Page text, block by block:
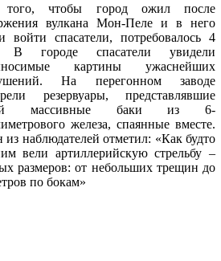
того, чтобы город ожил после
вулкана Мон-Пеле и в него
войти спасатели, потребовалось 4
В городе спасатели увидели
картины ужаснейших
На перегонном заводе
резервуары, представлявшие
массивные баки из 6-
железа, спаянные вместе.
наблюдателей отметил: «Как будто
вели артиллерийскую стрельбу –
размеров: от небольших трещин до
по бокам»